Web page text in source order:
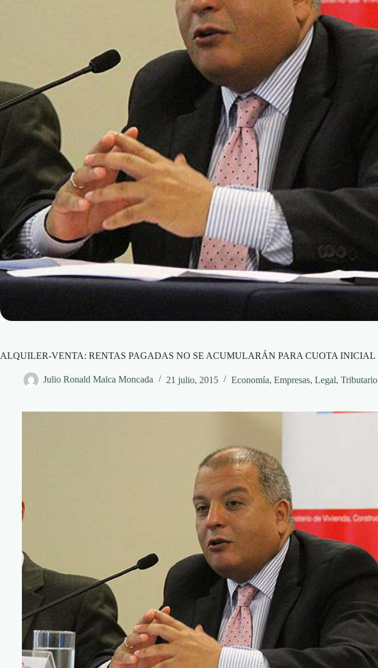
ALQUILER-VENTA: RENTAS PAGADAS NO SE ACUMULARÁN PARA CUOTA INICIAL
Julio Ronald Malca Moncada 21 julio, 2015 Economía, Empresas, Legal, Tributario